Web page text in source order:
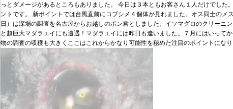
っとダメージがあるところもありました。 今日は３本ともお客さん１人だけでした
ントです。 新ポイントでは台風直前にコブシメ４個体が見れました。オス同士のメ
日）は深場の調査を名古屋からお越しのポン君としました。イソマグロのクリーニ
と超巨大マダラエイにも遭遇！マダラエイには昨日も逢いました。７月にはいって
物の調査の収穫も大きくここはこれからかなり可能性を秘めた注目のポイントになり